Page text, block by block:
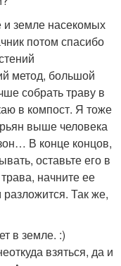
земле насекомых
потом спасибо
метод, большой
собрать траву в
в компост. Я тоже
выше человека
В конце концов,
оставьте его в
начните ее
Так же,
в земле. :)
взяться, да и